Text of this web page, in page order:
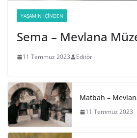
YAŞAMIN İÇINDEN
Sema – Mevlana
11 Temmuz 2023 Editör
Matbah –
11 Temmuz 2023